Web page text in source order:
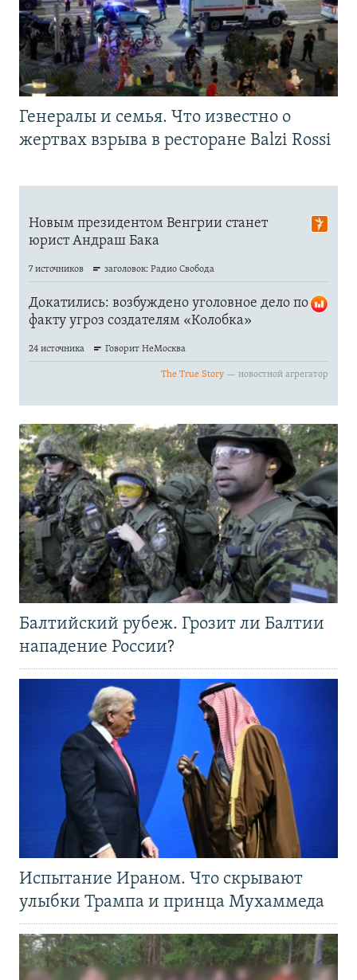
Генералы и семья. Что известно о
жертвах взрыва в ресторане Balzi Rossi
Балтийский рубеж. Грозит ли Балтии
нападение России?
Испытание Ираном. Что скрывают
улыбки Трампа и принца Мухаммеда